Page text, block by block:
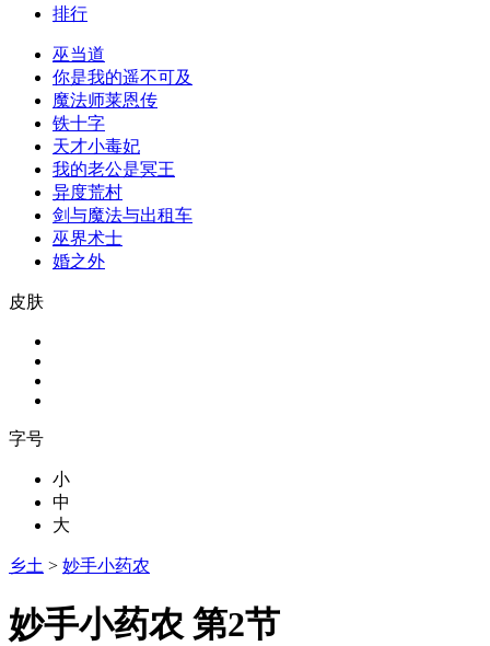
排行
巫当道
你是我的遥不可及
魔法师莱恩传
铁十字
天才小毒妃
我的老公是冥王
异度荒村
剑与魔法与出租车
巫界术士
婚之外
皮肤
字号
小
中
大
乡土 > 妙手小药农
妙手小药农 第2节